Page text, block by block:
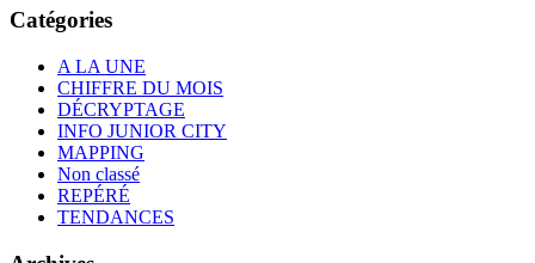
Catégories
A LA UNE
CHIFFRE DU MOIS
DÉCRYPTAGE
INFO JUNIOR CITY
MAPPING
Non classé
REPÉRÉ
TENDANCES